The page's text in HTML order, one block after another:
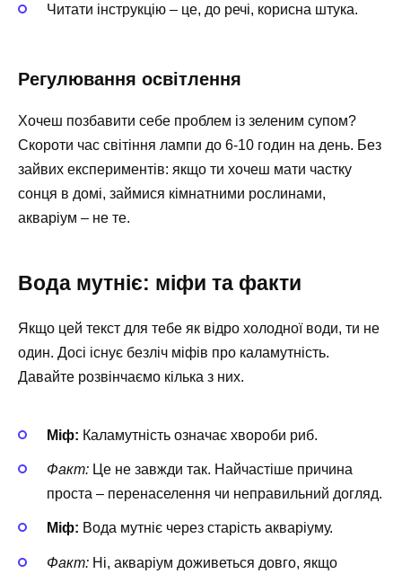
Читати інструкцію – це, до речі, корисна штука.
Регулювання освітлення
Хочеш позбавити себе проблем із зеленим супом?
Скороти час світіння лампи до 6-10 годин на день. Без
зайвих експериментів: якщо ти хочеш мати частку
сонця в домі, займися кімнатними рослинами,
акваріум – не те.
Вода мутніє: міфи та факти
Якщо цей текст для тебе як відро холодної води, ти не
один. Досі існує безліч міфів про каламутність.
Давайте розвінчаємо кілька з них.
Міф: Каламутність означає хвороби риб.
Факт: Це не завжди так. Найчастіше причина
проста – перенаселення чи неправильний догляд.
Міф: Вода мутніє через старість акваріуму.
Факт: Ні, акваріум доживеться довго, якщо